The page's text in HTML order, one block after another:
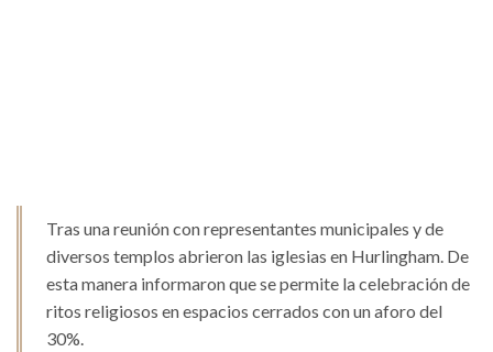
Tras una reunión con representantes municipales y de
diversos templos abrieron las iglesias en Hurlingham. De
esta manera informaron que se permite la celebración de
ritos religiosos en espacios cerrados con un aforo del
30%.